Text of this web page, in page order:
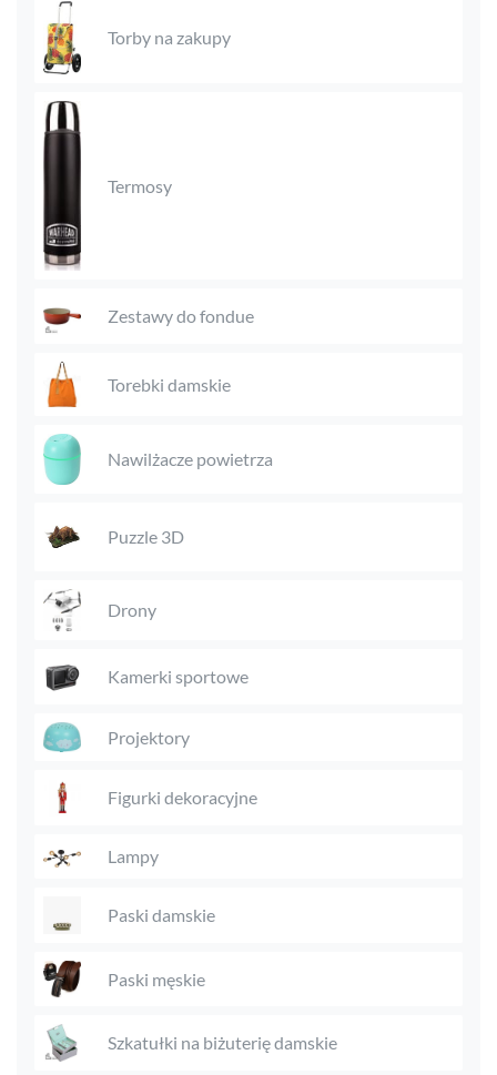
Torby na zakupy
Termosy
Zestawy do fondue
Torebki damskie
Nawilżacze powietrza
Puzzle 3D
Drony
Kamerki sportowe
Projektory
Figurki dekoracyjne
Lampy
Paski damskie
Paski męskie
Szkatułki na biżuterię damskie